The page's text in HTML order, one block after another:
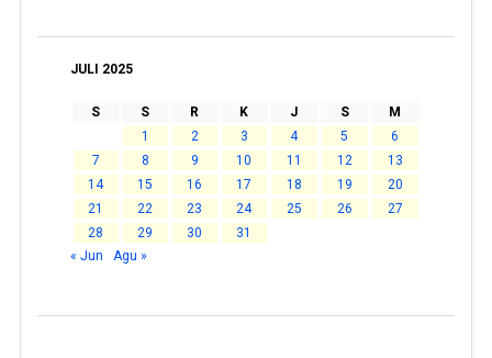
JULI 2025
S S R K J S
M
1
2 3 4 5
6
7
8 9 10 11 12
13
14
15 16 17 18 19
20
21
22 23 24 25 26
27
28
29 30
31
« Jun
Agu »